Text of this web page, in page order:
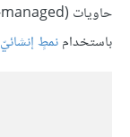
باستخدامنمطٍ إنشائيّ